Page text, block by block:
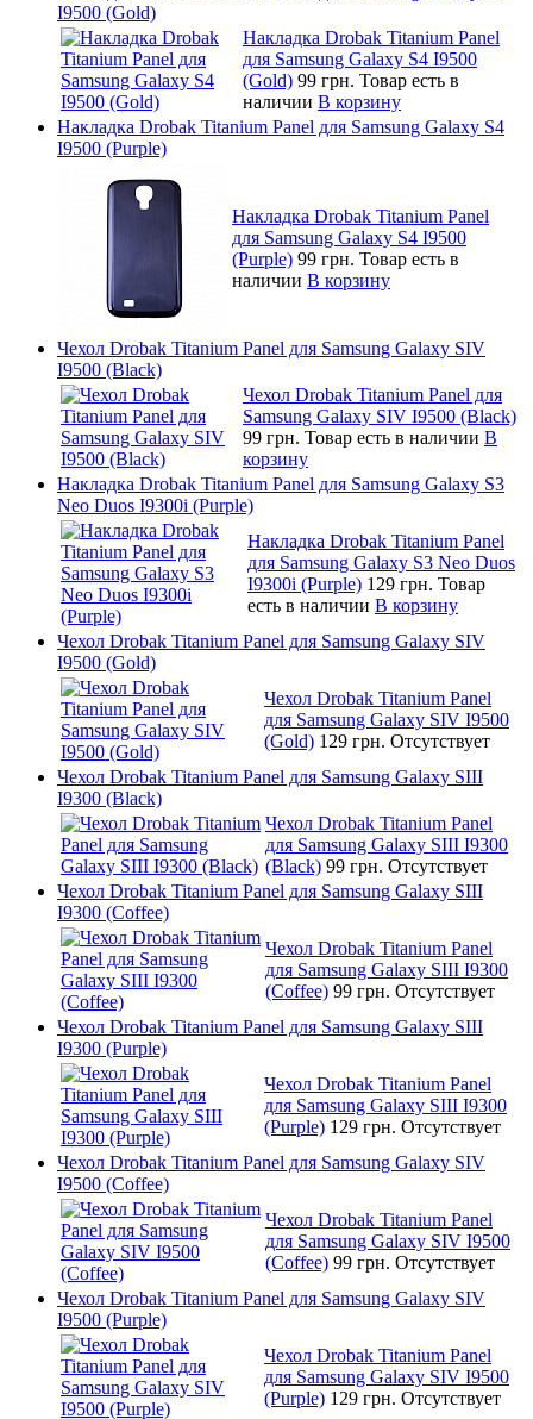
I9500 (Gold)
Накладка Drobak Titanium Panel
для Samsung Galaxy S4 I9500
(Gold) 99 грн. Товар есть в
наличии В корзину
Накладка Drobak Titanium Panel для Samsung Galaxy S4
I9500 (Purple)
Накладка Drobak Titanium Panel
для Samsung Galaxy S4 I9500
(Purple) 99 грн. Товар есть в
наличии В корзину
Чехол Drobak Titanium Panel для Samsung Galaxy SIV
I9500 (Black)
Чехол Drobak Titanium Panel для
Samsung Galaxy SIV I9500 (Black)
99 грн. Товар есть в наличии В
корзину
Накладка Drobak Titanium Panel для Samsung Galaxy S3
Neo Duos I9300i (Purple)
Накладка Drobak Titanium Panel
для Samsung Galaxy S3 Neo Duos
I9300i (Purple) 129 грн. Товар
есть в наличии В корзину
Чехол Drobak Titanium Panel для Samsung Galaxy SIV
I9500 (Gold)
Чехол Drobak Titanium Panel
для Samsung Galaxy SIV I9500
(Gold) 129 грн. Отсутствует
Чехол Drobak Titanium Panel для Samsung Galaxy SIII
I9300 (Black)
Чехол Drobak Titanium Panel
для Samsung Galaxy SIII I9300
(Black) 99 грн. Отсутствует
Чехол Drobak Titanium Panel для Samsung Galaxy SIII
I9300 (Coffee)
Чехол Drobak Titanium Panel
для Samsung Galaxy SIII I9300
(Coffee) 99 грн. Отсутствует
Чехол Drobak Titanium Panel для Samsung Galaxy SIII
I9300 (Purple)
Чехол Drobak Titanium Panel
для Samsung Galaxy SIII I9300
(Purple) 129 грн. Отсутствует
Чехол Drobak Titanium Panel для Samsung Galaxy SIV
I9500 (Coffee)
Чехол Drobak Titanium Panel
для Samsung Galaxy SIV I9500
(Coffee) 99 грн. Отсутствует
Чехол Drobak Titanium Panel для Samsung Galaxy SIV
I9500 (Purple)
Чехол Drobak Titanium Panel
для Samsung Galaxy SIV I9500
(Purple) 129 грн. Отсутствует